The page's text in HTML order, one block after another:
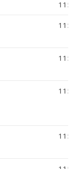
115
115
115
115
115